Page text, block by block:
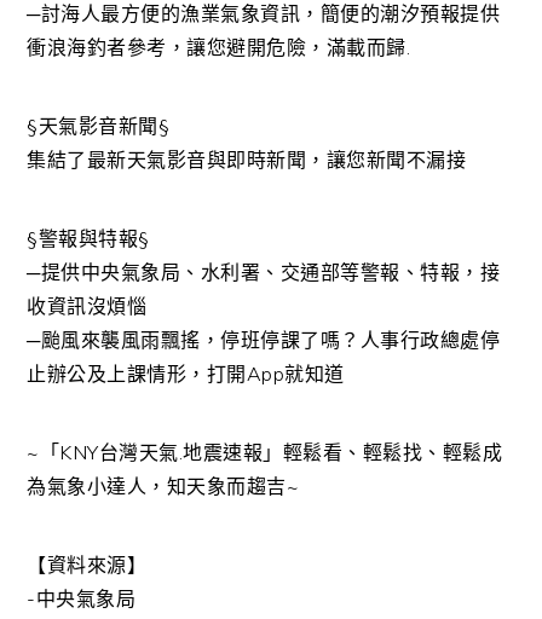
─討海人最方便的漁業氣象資訊，簡便的潮汐預報提供
衝浪海釣者參考，讓您避開危險，滿載而歸.
§天氣影音新聞§
集結了最新天氣影音與即時新聞，讓您新聞不漏接
§警報與特報§
─提供中央氣象局、水利署、交通部等警報、特報，接
收資訊沒煩惱
─颱風來襲風雨飄搖，停班停課了嗎？人事行政總處停
止辦公及上課情形，打開App就知道
~「KNY台灣天氣.地震速報」輕鬆看、輕鬆找、輕鬆成
為氣象小達人，知天象而趨吉~
【資料來源】
-中央氣象局